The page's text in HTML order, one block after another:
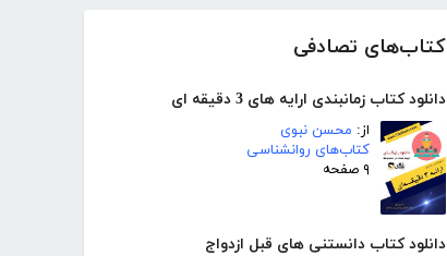
کتاب‌های تصادفی
دانلود کتاب زمانبندی ارایه های 3 دقیقه ای
از: محسن نبوی
کتاب‌های روانشناسی
۹ صفحه
دانلود کتاب دانستنی های قبل ازدواج